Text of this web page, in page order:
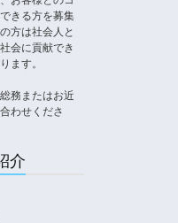
きる方を募集
方は社会人と
会に貢献でき
ます。
務またはお近
わせくださ
介